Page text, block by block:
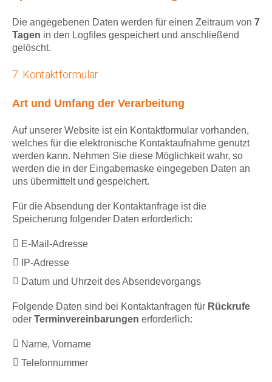
Die angegebenen Daten werden für einen Zeitraum von 7
Tagen in den Logfiles gespeichert und anschließend
gelöscht.
7. Kontaktformular
Art und Umfang der Verarbeitung
Auf unserer Website ist ein Kontaktformular vorhanden,
welches für die elektronische Kontaktaufnahme genutzt
werden kann. Nehmen Sie diese Möglichkeit wahr, so
werden die in der Eingabemaske eingegeben Daten an
uns übermittelt und gespeichert.
Für die Absendung der Kontaktanfrage ist die
Speicherung folgender Daten erforderlich:
E-Mail-Adresse
IP-Adresse
Datum und Uhrzeit des Absendevorgangs
Folgende Daten sind bei Kontaktanfragen für Rückrufe
oder Terminvereinbarungen erforderlich:
Name, Vorname
Telefonnummer